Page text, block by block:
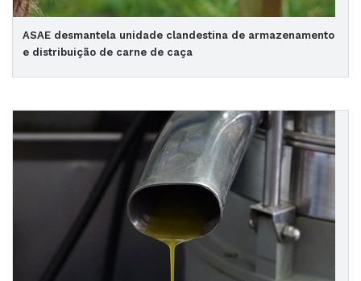
ASAE desmantela unidade clandestina de armazenamento
e distribuição de carne de caça